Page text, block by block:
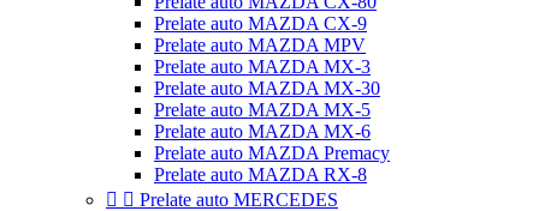
Prelate auto MAZDA CX-9
Prelate auto MAZDA MPV
Prelate auto MAZDA MX-3
Prelate auto MAZDA MX-30
Prelate auto MAZDA MX-5
Prelate auto MAZDA MX-6
Prelate auto MAZDA Premacy
Prelate auto MAZDA RX-8
  Prelate auto MERCEDES